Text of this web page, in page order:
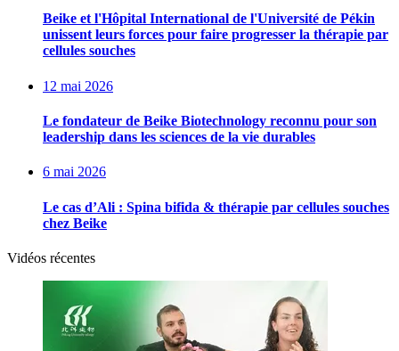
Beike et l'Hôpital International de l'Université de Pékin
unissent leurs forces pour faire progresser la thérapie par
cellules souches
12 mai 2026
Le fondateur de Beike Biotechnology reconnu pour son
leadership dans les sciences de la vie durables
6 mai 2026
Le cas d’Ali : Spina bifida & thérapie par cellules souches
chez Beike
Vidéos récentes